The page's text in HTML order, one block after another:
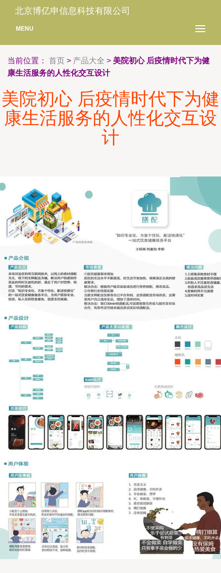
北京博亿申信息科技有限公司
MENU
当前位置： 首页 > 产品大全 > 美院初心 后疫情时代下为健
康生活服务的人性化交互设计
美院初心 后疫情时代下为健
康生活服务的人性化交互设
计